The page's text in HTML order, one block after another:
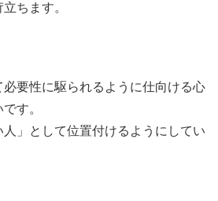
ちます。
要性に駆られるように仕向ける心
す。
」として位置付けるようにしてい